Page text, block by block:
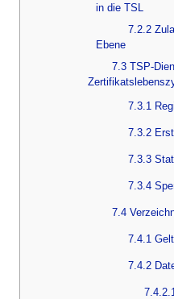
in die TSL
7.2.2
Ebene
7.3 TSP-
7.3.1
7.3.2
7.3.3
7.3.4
7.4
7.4.1
7.4.2